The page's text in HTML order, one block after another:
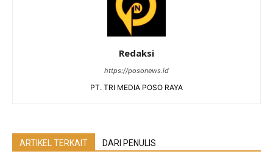
Redaksi
https://posonews.id
PT. TRI MEDIA POSO RAYA
ARTIKEL TERKAIT DARI PENULIS